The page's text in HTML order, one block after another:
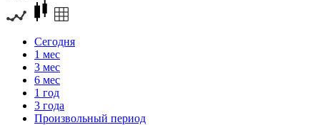
Сегодня
1 мес
3 мес
6 мес
1 год
3 года
Произвольный период